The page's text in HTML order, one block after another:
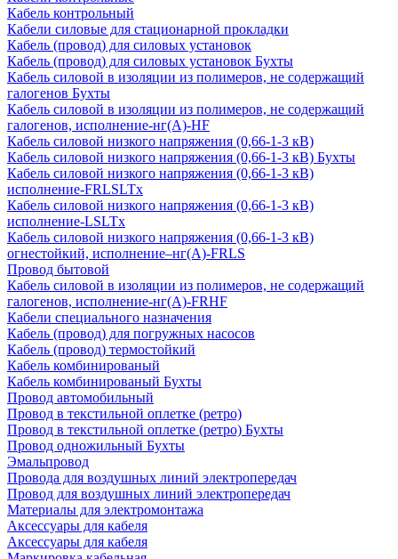
Кабель контрольный
Кабели силовые для стационарной прокладки
Кабель (провод) для силовых установок
Кабель (провод) для силовых установок Бухты
Кабель силовой в изоляции из полимеров, не содержащий
галогенов Бухты
Кабель силовой в изоляции из полимеров, не содержащий
галогенов, исполнение-нг(А)-HF
Кабель силовой низкого напряжения (0,66-1-3 кВ)
Кабель силовой низкого напряжения (0,66-1-3 кВ) Бухты
Кабель силовой низкого напряжения (0,66-1-3 кВ)
исполнение-FRLSLTx
Кабель силовой низкого напряжения (0,66-1-3 кВ)
исполнение-LSLTx
Кабель силовой низкого напряжения (0,66-1-3 кВ)
огнестойкий, исполнение–нг(А)-FRLS
Провод бытовой
Кабель силовой в изоляции из полимеров, не содержащий
галогенов, исполнение-нг(А)-FRHF
Кабели специального назначения
Кабель (провод) для погружных насосов
Кабель (провод) термостойкий
Кабель комбинированый
Кабель комбинированый Бухты
Провод автомобильный
Провод в текстильной оплетке (ретро)
Провод в текстильной оплетке (ретро) Бухты
Провод одножильный Бухты
Эмальпровод
Провода для воздушных линий электропередач
Провод для воздушных линий электропередач
Материалы для электромонтажа
Аксессуары для кабеля
Аксессуары для кабеля